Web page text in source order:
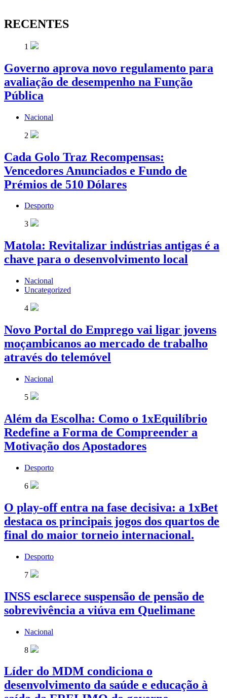
RECENTES
1
Governo aprova novo regulamento para
avaliação de desempenho na Função
Pública
Nacional
2
Cada Golo Traz Recompensas:
Vencedores Anunciados e Fundo de
Prémios de 510 Dólares
Desporto
3
Matola: Revitalizar indústrias antigas é a
chave para o desenvolvimento local
Nacional
Uncategorized
4
Novo Portal do Emprego vai ligar jovens
moçambicanos ao mercado de trabalho
através do telemóvel
Nacional
5
Além da Escolha: Como o 1xEquilíbrio
Redefine a Forma de Compreender a
Motivação dos Apostadores
Desporto
6
O play-off entra na fase decisiva: a 1xBet
destaca os principais jogos dos quartos de
final do maior torneio internacional.
Desporto
7
INSS esclarece suspensão de pensão de
sobrevivência a viúva em Quelimane
Nacional
8
Líder do MDM condiciona o
desenvolvimento da saúde e educação à